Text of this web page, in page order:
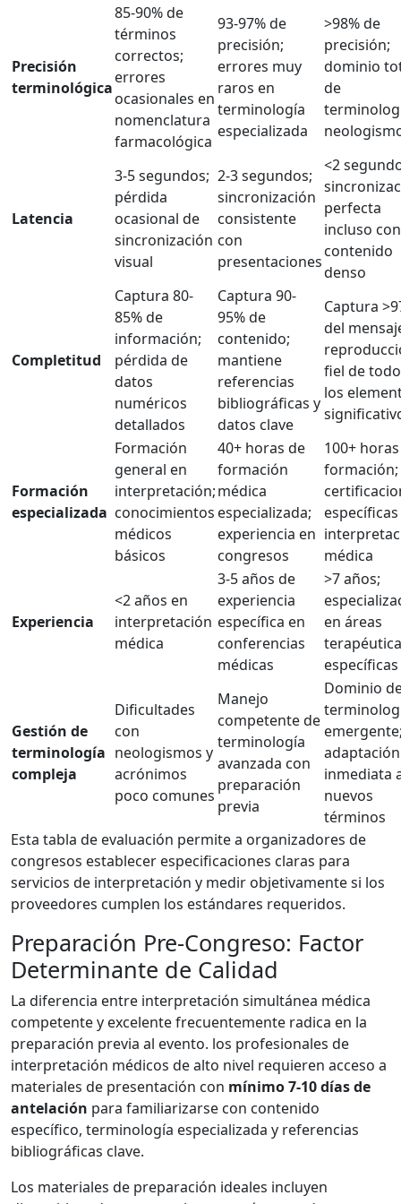
Precisión
terminológica
85-90% de
términos
correctos;
errores
ocasionales en
nomenclatura
farmacológica
93-97% de
precisión;
errores muy
raros en
terminología
especializada
>98% de
precisión;
dominio
de
Latencia
3-5 segundos;
pérdida
ocasional de
sincronización
visual
2-3 segundos;
sincronización
consistente
con
presentaciones
<2
perfecta
incluso con
contenido
denso
Completitud
Captura 80-
85% de
información;
pérdida de
datos
numéricos
detallados
Captura 90-
95% de
contenido;
mantiene
referencias
bibliográficas y
datos clave
Captura
del
fiel de
los
Formación
especializada
Formación
general en
interpretación;
conocimientos
médicos
básicos
40+ horas de
formación
médica
especializada;
experiencia en
congresos
100+
formación;
médica
Experiencia
<2 años en
interpretación
médica
3-5 años de
experiencia
específica en
conferencias
médicas
>7 años;
en áreas
específicas
Gestión de
terminología
compleja
Dificultades
con
neologismos y
acrónimos
poco comunes
Manejo
competente de
terminología
avanzada con
preparación
previa
Dominio
adaptación
inmediata
nuevos
términos
Esta tabla de evaluación permite a organizadores de
congresos establecer especificaciones claras para
servicios de interpretación y medir objetivamente si los
proveedores cumplen los estándares requeridos.
Preparación Pre-Congreso: Factor
Determinante de Calidad
La diferencia entre interpretación simultánea médica
competente y excelente frecuentemente radica en la
preparación previa al evento. los profesionales de
interpretación médicos de alto nivel requieren acceso a
materiales de presentación con mínimo 7-10 días de
antelación para familiarizarse con contenido
específico, terminología especializada y referencias
bibliográficas clave.
Los materiales de preparación ideales incluyen